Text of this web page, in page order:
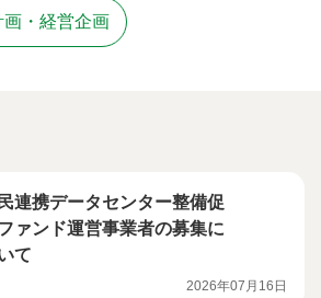
画・経営企画
連携データセンター整備促
ァンド運営事業者の募集に
て
2026年07月16日